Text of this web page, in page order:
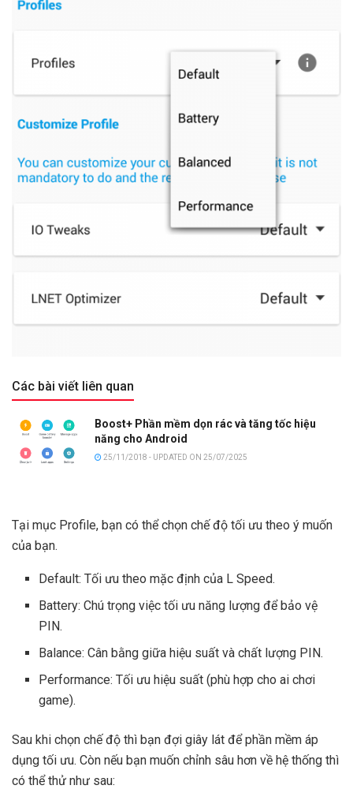
Các bài viết liên quan
Boost+ Phần mềm dọn rác và tăng tốc hiệu
năng cho Android
25/11/2018 - UPDATED ON 25/07/2025
Tại mục Profile, bạn có thể chọn chế độ tối ưu theo ý muốn
của bạn.
Default: Tối ưu theo mặc định của L Speed.
Battery: Chú trọng việc tối ưu năng lượng để bảo vệ
PIN.
Balance: Cân bằng giữa hiệu suất và chất lượng PIN.
Performance: Tối ưu hiệu suất (phù hợp cho ai chơi
game).
Sau khi chọn chế độ thì bạn đợi giây lát để phần mềm áp
dụng tối ưu. Còn nếu bạn muốn chỉnh sâu hơn về hệ thống thì
có thể thử như sau: